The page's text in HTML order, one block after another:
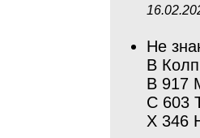
Не
В
В 917
С 603
Х 346